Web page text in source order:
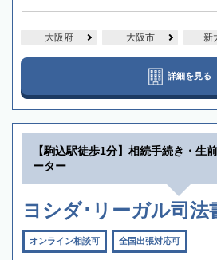
大阪府 大阪市 新
詳細を見る
【駒込駅徒歩1分】相続手続き・生
ーター
ヨシダ･リーガル司法
オンライン相談可 全国出張対応可